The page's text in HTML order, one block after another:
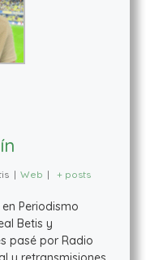
| Web | + posts
Periodismo
Betis y
pasé por Radio